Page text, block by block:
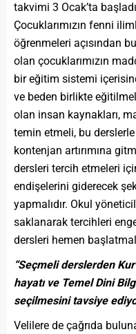
takvimi 3 Ocak’ta
Çocuklarımızın fenni
öğrenmeleri açısından
olan çocuklarımızın
bir eğitim sistemi
ve beden birlikte
olan insan kaynakları,
temin etmeli, bu
kontenjan artırımına
dersleri tercih etmeleri
endişelerini giderecek
yapmalıdır. Okul
saklanarak tercihleri
dersleri hemen
“Seçmeli derslerden
hayatı ve Temel Dini
seçilmesini tavsiye
Velilere de çağrıda